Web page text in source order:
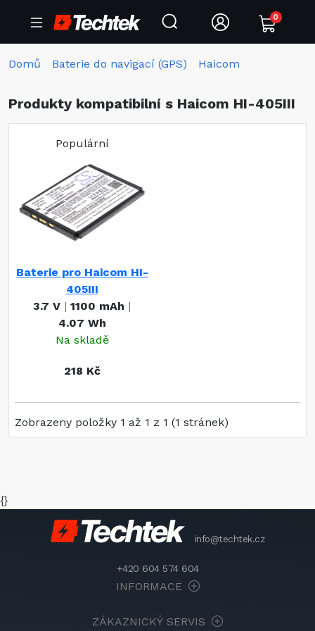
0
Domů Baterie do navigací (GPS) Haicom
Produkty kompatibilní s Haicom HI-405III
Populární
Baterie pro Haicom HI-
405III
3.7 V | 1100 mAh |
4.07 Wh
Na skladě
218 Kč
Zobrazeny položky 1 až 1 z 1 (1 stránek)
{}
info@techtek.cz
+420 604 574 604
INFORMACE
ZÁKAZNICKÝ SERVIS